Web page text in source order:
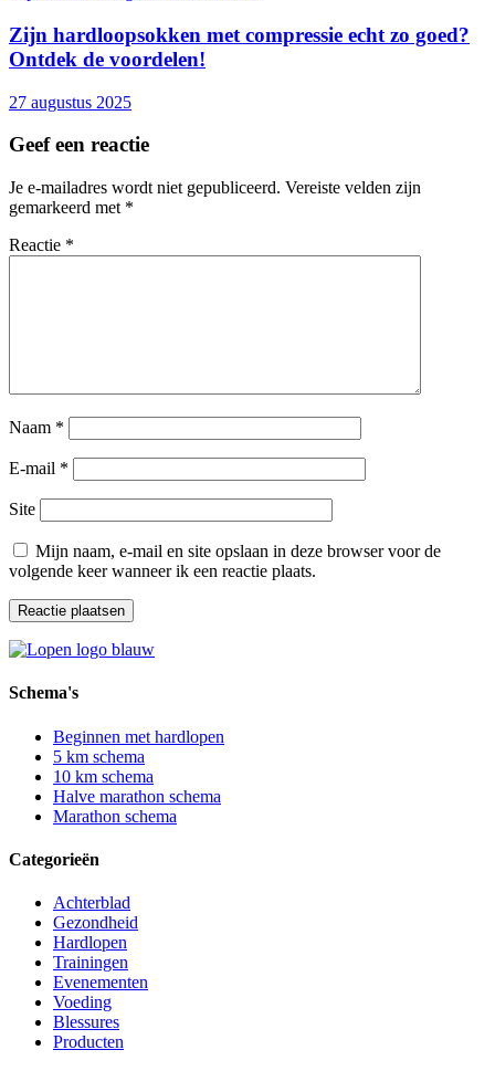
Zijn hardloopsokken met compressie echt zo goed?
Ontdek de voordelen!
27 augustus 2025
Geef een reactie
Je e-mailadres wordt niet gepubliceerd. Vereiste velden zijn
gemarkeerd met *
Reactie *
Naam *
E-mail *
Site
Mijn naam, e-mail en site opslaan in deze browser voor de
volgende keer wanneer ik een reactie plaats.
Schema's
Beginnen met hardlopen
5 km schema
10 km schema
Halve marathon schema
Marathon schema
Categorieën
Achterblad
Gezondheid
Hardlopen
Trainingen
Evenementen
Voeding
Blessures
Producten